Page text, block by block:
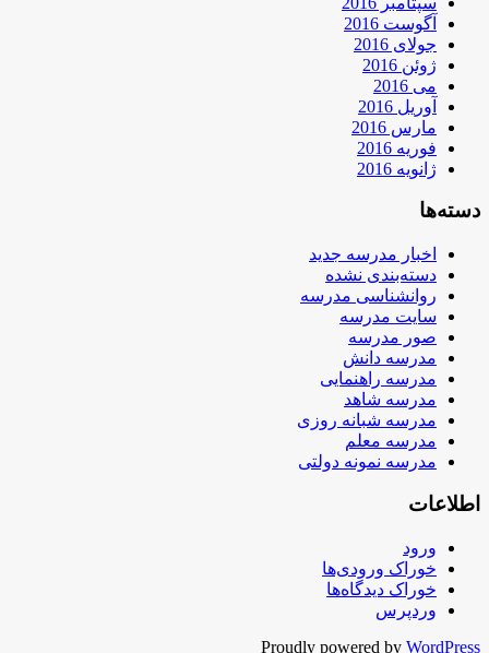
آگوست 2016
جولای 2016
ژوئن 2016
می 2016
آوریل 2016
مارس 2016
فوریه 2016
ژانویه 2016
دسته‌ها
اخبار مدرسه جدید
دسته‌بندی نشده
روانشناسی مدرسه
سایت مدرسه
صور مدرسه
مدرسه دانش
مدرسه راهنمایی
مدرسه شاهد
مدرسه شبانه روزی
مدرسه معلم
مدرسه نمونه دولتی
اطلاعات
ورود
خوراک ورودی‌ها
خوراک دیدگاه‌ها
وردپرس
Proudly powered by WordPress